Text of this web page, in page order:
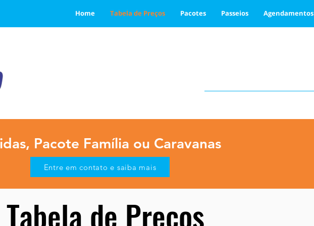
Home Tabela de Preços Pacotes Passeios Agendamentos
Pacote Família ou Caravanas
Entre em contato e saiba mais
Tabela de Preços